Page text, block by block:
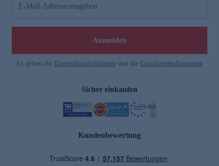
E-Mail-Adresse eingeben
Anmelden
Es gelten die Datenschutzrichtlinien und die Gutscheinbedingungen
Sicher einkaufen
Kundenbewertung